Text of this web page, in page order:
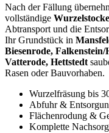
Nach der Fällung
vollständige
Abtransport und die
Ihr Grundstück in
Biesenrode,
Vatterode, Hettstedt
Rasen oder Bauvorhaben.
Wurzelfräsung bis
Abfuhr &
Flächenrodung &
Komplette